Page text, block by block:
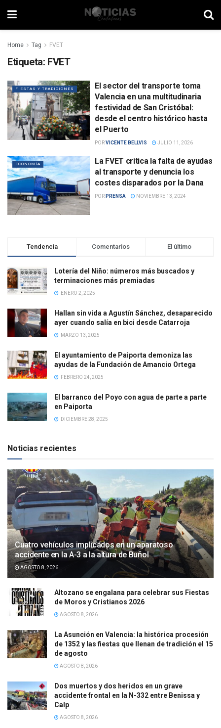
Home Tag FVET
Etiqueta: FVET
FIESTAS Y TRADICIONES
El sector del transporte toma
Valencia en una multitudinaria
festividad de San Cristóbal:
desde el centro histórico hasta
el Puerto
PORVICENTE BELLVIS JULIO 11, 2026
ECONOMÍA
La FVET critica la falta de ayudas
al transporte y denuncia los
costes disparados por la Dana
POR PRENSA NOVIEMBRE 13, 2024
Tendencia Comentarios El último
Lotería del Niño: números más buscados y
terminaciones más premiadas
ENERO 2, 2025
Hallan sin vida a Agustín Sánchez, desaparecido
ayer cuando salía en bici desde Catarroja
MARZO 13, 2025
El ayuntamiento de Paiporta demoniza las
ayudas de la Fundación de Amancio Ortega
FEBRERO 24, 2025
El barranco del Poyo con agua de parte a parte
en Paiporta
DICIEMBRE 28, 2025
Noticias recientes
Cuatro vehículos implicados en un aparatoso
accidente en la A-3 a la altura de Buñol
AGOSTO 8, 2026
Altozano se engalana para celebrar sus Fiestas
de Moros y Cristianos 2026
AGOSTO 8, 2026
La Asunción en Valencia: la histórica procesión
de 1352 y las fiestas que llenan de tradición el 15
de agosto
AGOSTO 8, 2026
Dos muertos y dos heridos en un grave
accidente frontal en la N-332 entre Benissa y
Calp
AGOSTO 8, 2026